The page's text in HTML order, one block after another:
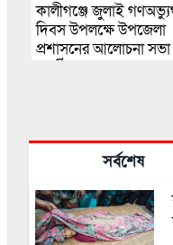
কালীগঞ্জে জুলাই
দিবস উপলক্ষে উপজেলা
প্রশাসনের আলোচনা সভা
সর্বশেষ